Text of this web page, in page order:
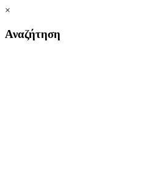
×
Αναζήτηση